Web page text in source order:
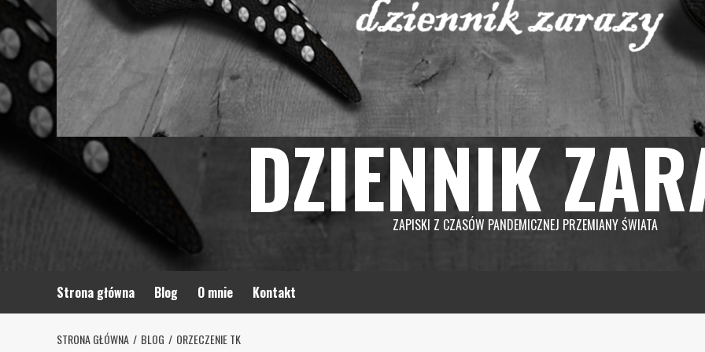
DZIENNIK
ZAPISKI Z CZASÓW PANDEMICZNEJ PRZEMIANY ŚWIATA
Strona główna Blog O mnie Kontakt
STRONA GŁÓWNA BLOG ORZECZENIE TK